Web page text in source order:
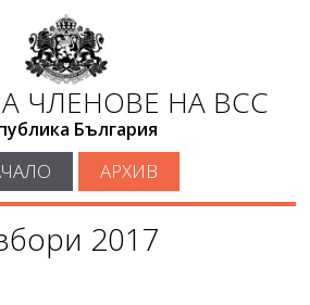
ЧЛЕНОВЕ НА ВСС
България
АРХИВ
2017